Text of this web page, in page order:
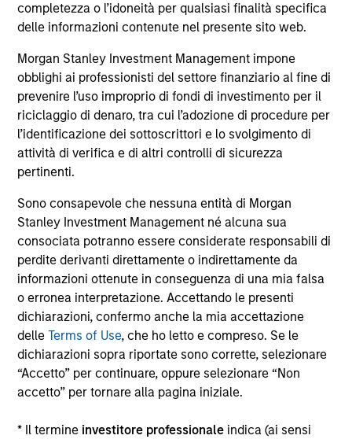
completezza o l’idoneità per qualsiasi finalità specifica
delle informazioni contenute nel presente sito web.
Morgan Stanley Investment Management impone
obblighi ai professionisti del settore finanziario al fine di
prevenire l’uso improprio di fondi di investimento per il
riciclaggio di denaro, tra cui l’adozione di procedure per
l’identificazione dei sottoscrittori e lo svolgimento di
attività di verifica e di altri controlli di sicurezza
pertinenti.
Sono consapevole che nessuna entità di Morgan
Stanley Investment Management né alcuna sua
consociata potranno essere considerate responsabili di
perdite derivanti direttamente o indirettamente da
informazioni ottenute in conseguenza di una mia falsa
o erronea interpretazione. Accettando le presenti
dichiarazioni, confermo anche la mia accettazione
delleTerms of Use, che ho letto e compreso. Se le
dichiarazioni sopra riportate sono corrette, selezionare
“Accetto” per continuare, oppure selezionare “Non
accetto” per tornare alla pagina iniziale.
* Il termine investitore professionale indica (ai sensi
The BEAT Video - 3 trimestre 2026
chiave che osserviamo nel panorama globale
degli investimenti.
17-LUG-2026
GLOBAL FIXED INCOME BULLETIN